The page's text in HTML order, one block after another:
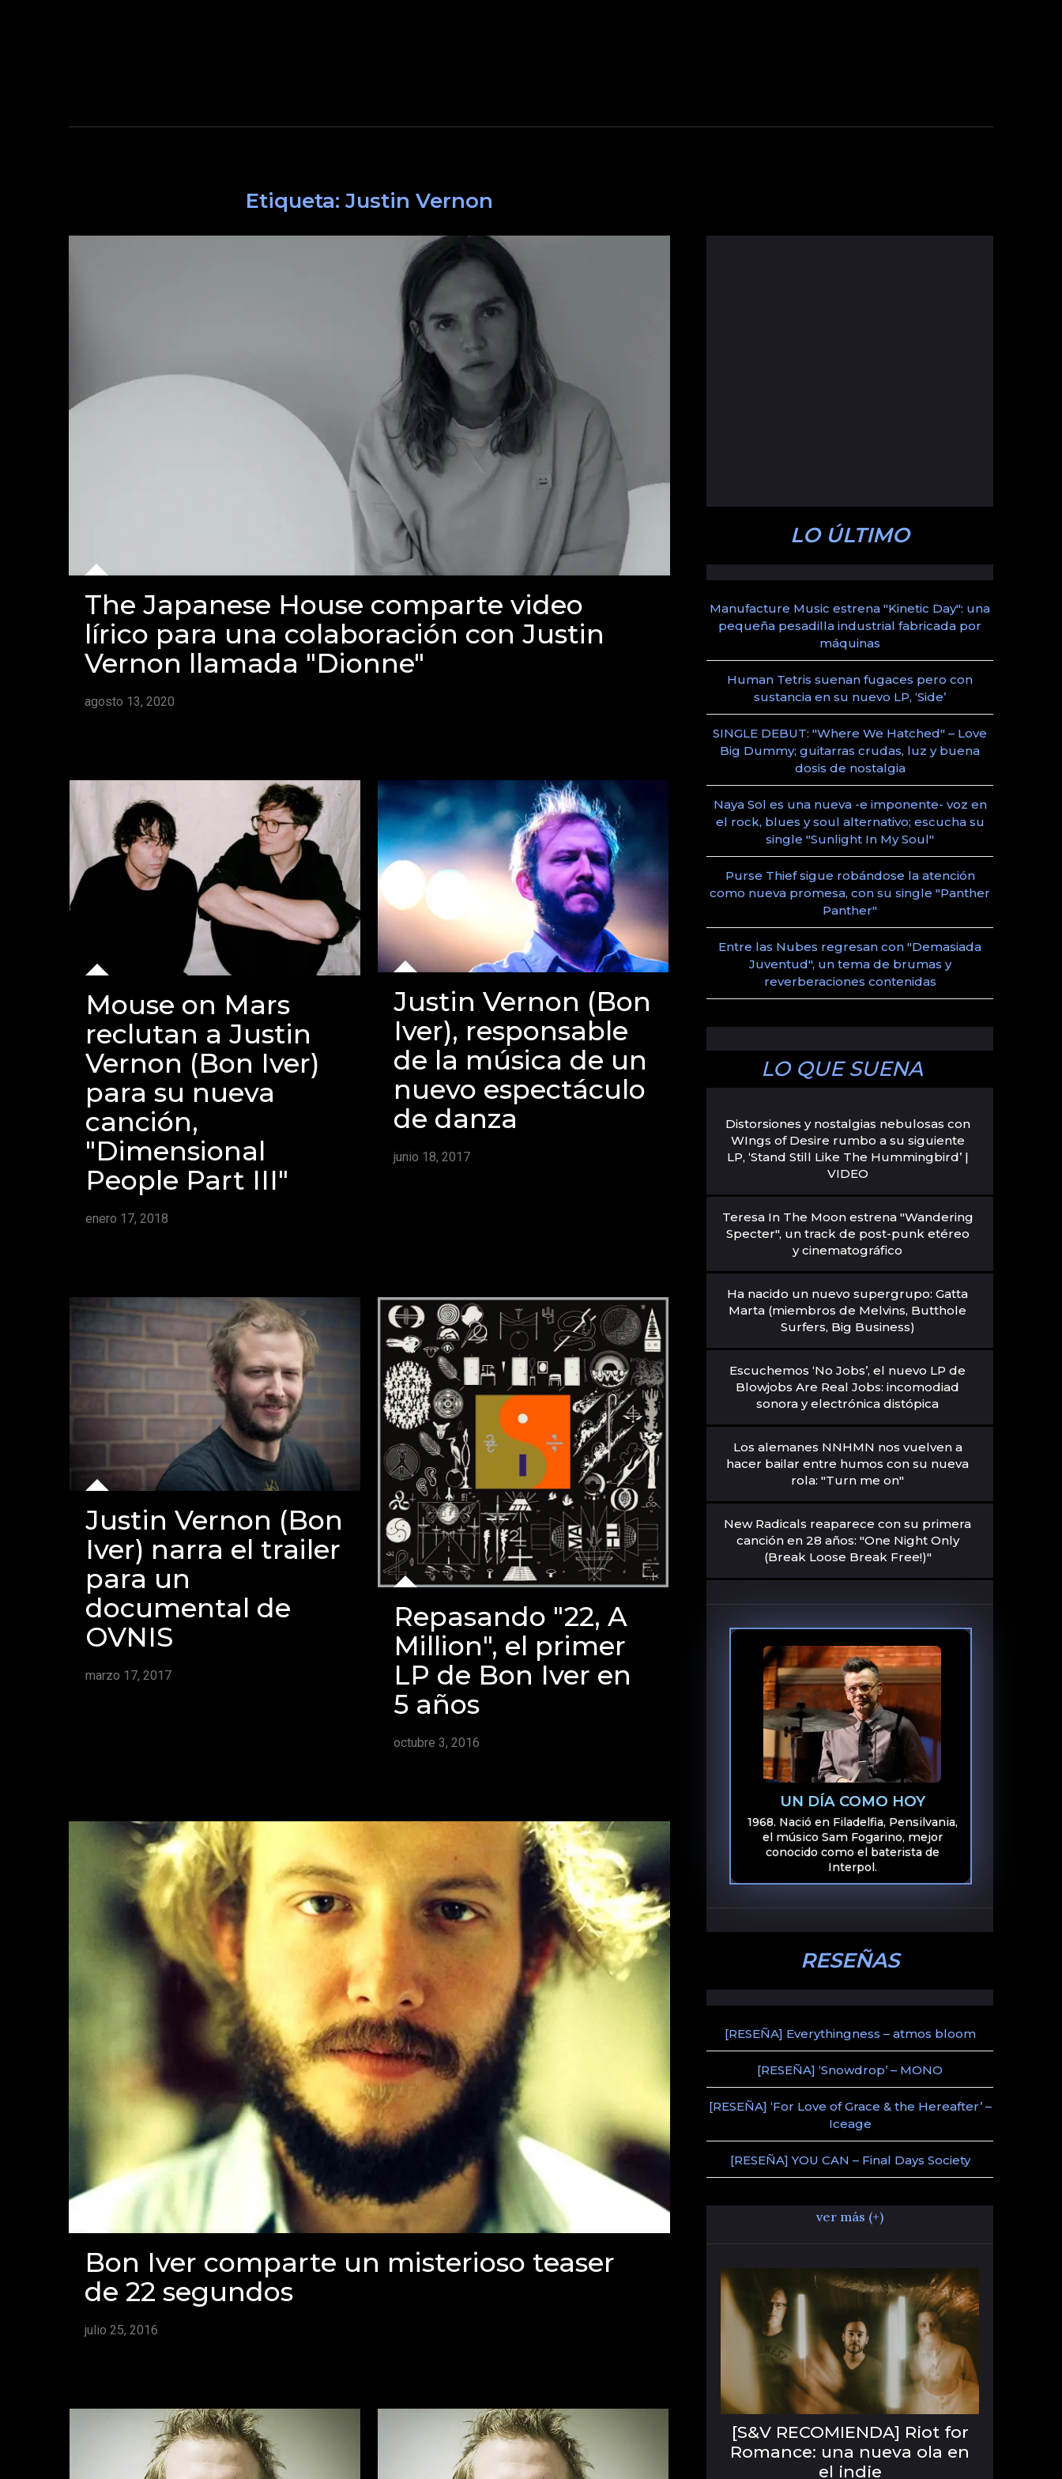
Etiqueta:Justin Vernon
The Japanese House comparte video
lírico para una colaboración con Justin
Vernon llamada "Dionne"
agosto 13, 2020
Mouse on Mars
reclutan a Justin
Vernon (Bon Iver)
para su nueva
canción,
"Dimensional
People Part III"
enero 17, 2018
Justin Vernon (Bon
Iver), responsable
de la música de un
nuevo espectáculo
de danza
junio 18, 2017
Justin Vernon (Bon
Iver) narra el trailer
para un
documental de
OVNIS
marzo 17, 2017
Repasando "22, A
Million", el primer
LP de Bon Iver en
5 años
octubre 3, 2016
Bon Iver comparte un misterioso teaser
de 22 segundos
julio 25, 2016
LO ÚLTIMO
Manufacture Music estrena "Kinetic Day": una
pequeña pesadilla industrial fabricada por
máquinas
Human Tetris suenan fugaces pero con
sustancia en su nuevo LP, ‘Side’
SINGLE DEBUT: "Where We Hatched" – Love
Big Dummy; guitarras crudas, luz y buena
dosis de nostalgia
Naya Sol es una nueva -e imponente- voz en
el rock, blues y soul alternativo; escucha su
single "Sunlight In My Soul"
Purse Thief sigue robándose la atención
como nueva promesa, con su single "Panther
Panther"
Entre las Nubes regresan con "Demasiada
Juventud", un tema de brumas y
reverberaciones contenidas
LO QUE SUENA
Distorsiones y nostalgias nebulosas con
WIngs of Desire rumbo a su siguiente
LP, ‘Stand Still Like The Hummingbird’ |
VIDEO
Teresa In The Moon estrena "Wandering
Specter", un track de post-punk etéreo
y cinematográfico
Ha nacido un nuevo supergrupo: Gatta
Marta (miembros de Melvins, Butthole
Surfers, Big Business)
Escuchemos ‘No Jobs’, el nuevo LP de
Blowjobs Are Real Jobs: incomodiad
sonora y electrónica distópica
Los alemanes NNHMN nos vuelven a
hacer bailar entre humos con su nueva
rola: "Turn me on"
New Radicals reaparece con su primera
canción en 28 años: "One Night Only
(Break Loose Break Free!)"
UN DÍA COMO HOY
1968. Nació en Filadelfia, Pensilvania,
el músico Sam Fogarino, mejor
conocido como el baterista de
Interpol.
RESEÑAS
[RESEÑA] Everythingness – atmos bloom
[RESEÑA] ‘Snowdrop’ – MONO
[RESEÑA] ‘For Love of Grace & the Hereafter’ –
Iceage
[RESEÑA] YOU CAN – Final Days Society
ver más (+)
[S&V RECOMIENDA] Riot for
Romance: una nueva ola en
el indie